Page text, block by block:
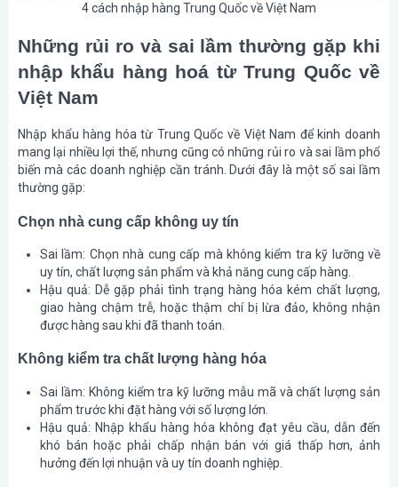
4 cách nhập hàng Trung Quốc về Việt Nam
Những rủi ro và sai lầm thường gặp khi
nhập khẩu hàng hoá từ Trung Quốc về
Việt Nam
Nhập khẩu hàng hóa từ Trung Quốc về Việt Nam để kinh doanh
mang lại nhiều lợi thế, nhưng cũng có những rủi ro và sai lầm phổ
biến mà các doanh nghiệp cần tránh. Dưới đây là một số sai lầm
thường gặp:
Chọn nhà cung cấp không uy tín
Sai lầm: Chọn nhà cung cấp mà không kiểm tra kỹ lưỡng về
uy tín, chất lượng sản phẩm và khả năng cung cấp hàng.
Hậu quả: Dễ gặp phải tình trạng hàng hóa kém chất lượng,
giao hàng chậm trễ, hoặc thậm chí bị lừa đảo, không nhận
được hàng sau khi đã thanh toán.
Không kiểm tra chất lượng hàng hóa
Sai lầm: Không kiểm tra kỹ lưỡng mẫu mã và chất lượng sản
phẩm trước khi đặt hàng với số lượng lớn.
Hậu quả: Nhập khẩu hàng hóa không đạt yêu cầu, dẫn đến
khó bán hoặc phải chấp nhận bán với giá thấp hơn, ảnh
hưởng đến lợi nhuận và uy tín doanh nghiệp.